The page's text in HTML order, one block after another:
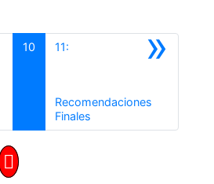
10 »
11:
Recomendaciones
FinalesSiguiente